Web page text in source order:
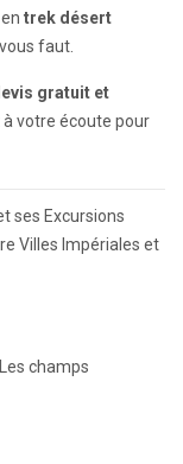
trek désert
faut.
gratuit et
à votre écoute pour
ses Excursions
Villes Impériales et
Les champs